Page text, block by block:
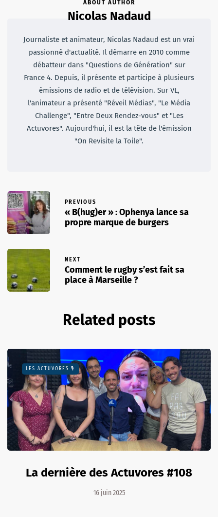
ABOUT AUTHOR
Nicolas Nadaud
Journaliste et animateur, Nicolas Nadaud est un vrai
passionné d'actualité. Il démarre en 2010 comme
débatteur dans "Questions de Génération" sur
France 4. Depuis, il présente et participe à plusieurs
émissions de radio et de télévision. Sur VL,
l'animateur a présenté "Réveil Médias", "Le Média
Challenge", "Entre Deux Rendez-vous" et "Les
Actuvores". Aujourd'hui, il est la tête de l'émission
"On Revisite la Toile".
PREVIOUS
« B(hug)er » : Ophenya lance sa
propre marque de burgers
NEXT
Comment le rugby s’est fait sa
place à Marseille ?
Related posts
LES ACTUVORES 🎙
La dernière des Actuvores #108
16 juin 2025